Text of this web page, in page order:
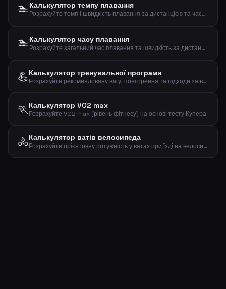
🏊Калькулятор темпу плавання
Розрахуйте темп і швидкість плавання за дистанцією та часом
🏊Калькулятор часу плавання
Розрахуйте загальний час плавання та швидкість за дистанцією та темпом на 100м
💪Калькулятор тренувальної програми
Розрахуйте рекомендовану вагу, повторення та підходи за вашим 1RM та метою тренування
🏃Калькулятор VO2 max
Розрахуйте VO2 max (рівень фітнесу) на основі тесту Купера
🚴Калькулятор ватів велосипеда
Розрахуйте орієнтовну потужність у ватах при їзді на велосипеді за вагою, швидкістю та нахилом